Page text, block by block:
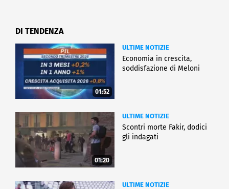
DI TENDENZA
01:52
ULTIME NOTIZIE
Economia in crescita,
soddisfazione di Meloni
01:20
ULTIME NOTIZIE
Scontri morte Fakir, dodici
gli indagati
ULTIME NOTIZIE